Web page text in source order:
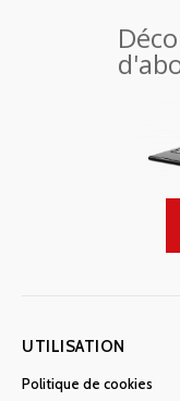
UTILISATION
Politique de cookies